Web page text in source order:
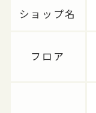
ショップ名
フロア